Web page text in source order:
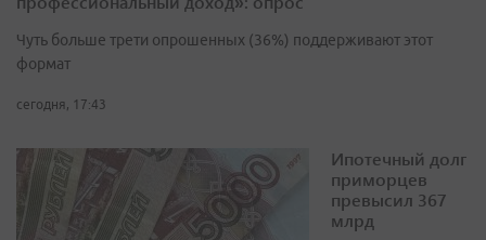
Чуть больше трети опрошенных (36%) поддерживают этот
формат
сегодня, 17:43
Ипотечный долг
приморцев
превысил 367
млрд